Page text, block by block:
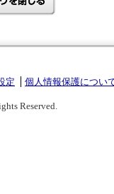
定 個人情報保護につい
Reserved.